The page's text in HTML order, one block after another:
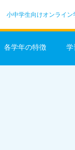
小中学生向けオンライン
各学年の特徴 学